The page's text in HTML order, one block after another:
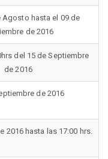
Agosto hasta el 09 de
de 2016
del 15 de Septiembre
de 2016
de 2016
2016 hasta las 17:00 hrs.